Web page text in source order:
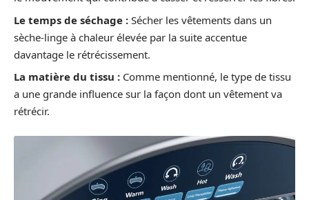
Le temps de séchage : Sécher les vêtements dans un
sèche-linge à chaleur élevée par la suite accentue
davantage le rétrécissement.
La matière du tissu : Comme mentionné, le type de tissu
a une grande influence sur la façon dont un vêtement va
rétrécir.